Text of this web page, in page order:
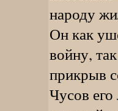
народу
Он как
войну,
прикрыв
Чусов